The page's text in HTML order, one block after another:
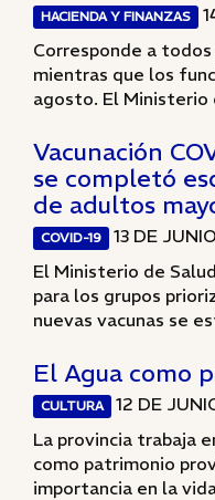
HACIENDA Y FINANZAS
Corresponde a
mientras que los
agosto. El Ministerio
Vacunación
se completó
de adultos
COVID-19
13 DE
El Ministerio de
para los grupos
nuevas vacunas se
El Agua como
CULTURA
12 DE
La provincia trabaja
como patrimonio
importancia en la